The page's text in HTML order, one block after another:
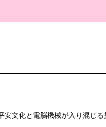
安文化と電脳機械が入り混じ